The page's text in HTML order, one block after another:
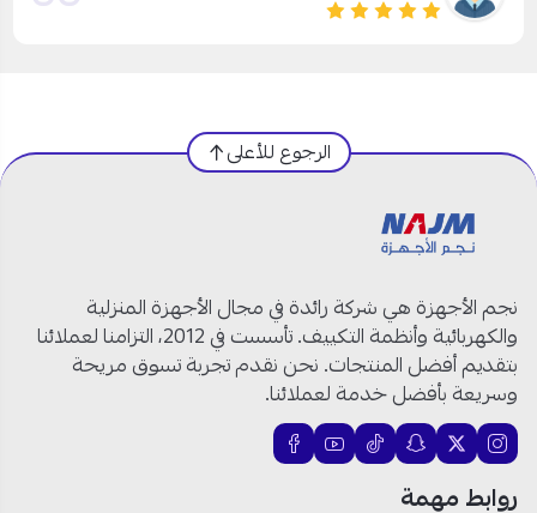
الرجوع للأعلى
نجم الأجهزة هي شركة رائدة في مجال الأجهزة المنزلية
والكهربائية وأنظمة التكييف. تأسست في 2012، التزامنا لعملائنا
بتقديم أفضل المنتجات. نحن نقدم تجربة تسوق مريحة
وسريعة بأفضل خدمة لعملائنا.
روابط مهمة